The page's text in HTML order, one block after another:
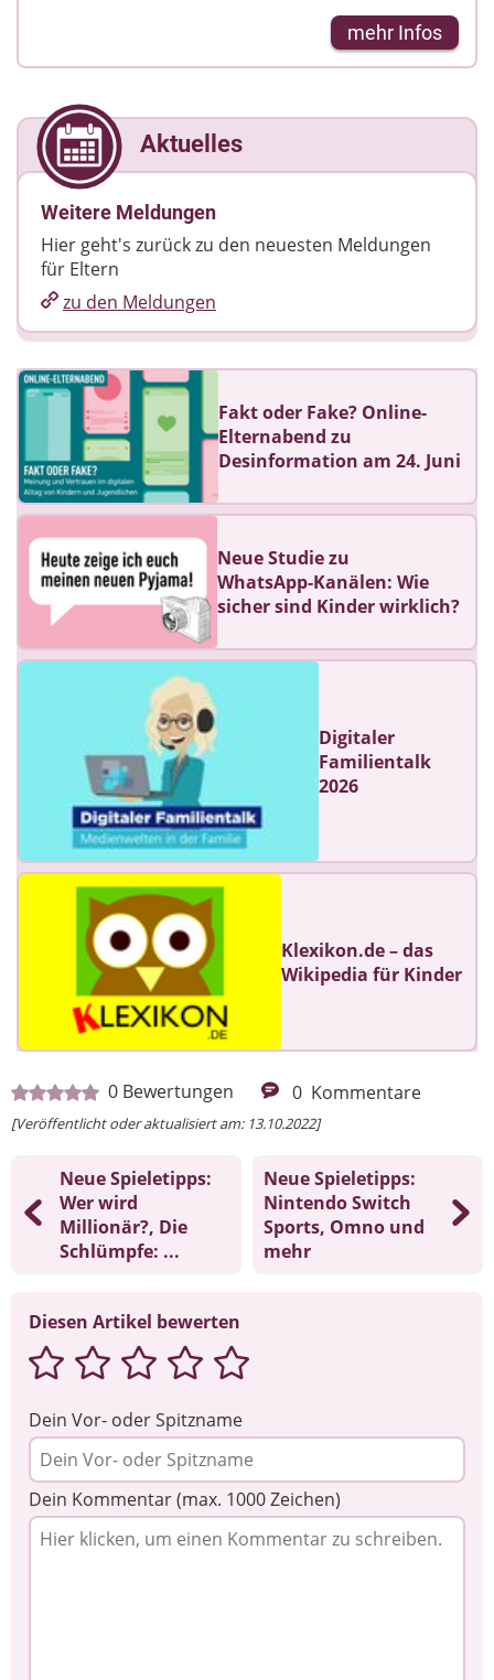
mehr Infos
0 Bewertungen 0 Kommentare
[Veröffentlicht oder aktualisiert am: 13.10.2022]
Neue Spieletipps:
Wer wird
Millionär?, Die
Schlümpfe: ...
Neue Spieletipps:
Nintendo Switch
Sports, Omno und
mehr
Diesen Artikel bewerten
Dein Vor- oder Spitzname
Dein Kommentar (max. 1000 Zeichen)
Aktuelles
Weitere Meldungen
Hier geht's zurück zu den neuesten Meldungen
für Eltern
zu den Meldungen
Fakt oder Fake? Online-
Elternabend zu
Desinformation am 24. Juni
Neue Studie zu
WhatsApp‑Kanälen: Wie
sicher sind Kinder wirklich?
Digitaler
Familientalk
2026
Klexikon.de – das
Wikipedia für Kinder